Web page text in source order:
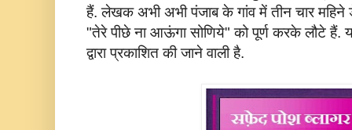
हैं. लेखक अभी अभी पंजाब के गांव में तीन चार महिने
"तेरे पीछे ना आऊंगा सोणिये" को पूर्ण करके लौटे हैं.
द्वारा प्रकाशित की जाने वाली है.